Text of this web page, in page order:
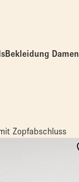
Bekleidung Damen
Zopfabschluss